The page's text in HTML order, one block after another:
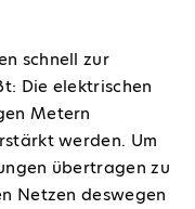
schnell zur
Die elektrischen
Metern
werden. Um
übertragen zu
Netzen deswegen